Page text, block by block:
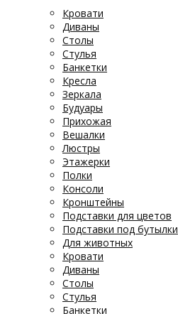
Кровати
Диваны
Столы
Стулья
Банкетки
Кресла
Зеркала
Будуары
Прихожая
Вешалки
Люстры
Этажерки
Полки
Консоли
Кронштейны
Подставки для цветов
Подставки под бутылки
Для животных
Кровати
Диваны
Столы
Стулья
Банкетки